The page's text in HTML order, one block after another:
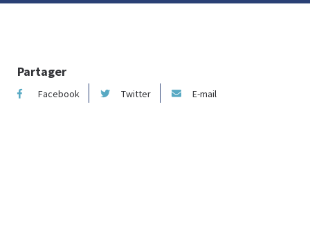
Partager
Facebook Twitter E-mail